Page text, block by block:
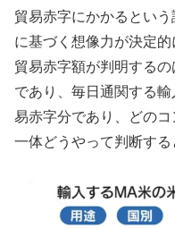
貿易赤字にかかるとい
に基づく想像力が決定的
貿易赤字額が判明する
であり、毎日通関する
易赤字分であり、どの
一体どうやって判断する